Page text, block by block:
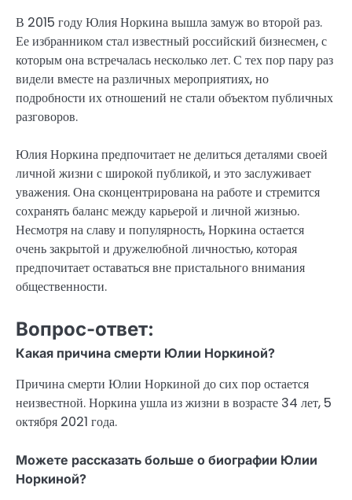
В 2015 году Юлия Норкина вышла замуж во второй раз.
Ее избранником стал известный российский бизнесмен, с
которым она встречалась несколько лет. С тех пор пару раз
видели вместе на различных мероприятиях, но
подробности их отношений не стали объектом публичных
разговоров.
Юлия Норкина предпочитает не делиться деталями своей
личной жизни с широкой публикой, и это заслуживает
уважения. Она сконцентрирована на работе и стремится
сохранять баланс между карьерой и личной жизнью.
Несмотря на славу и популярность, Норкина остается
очень закрытой и дружелюбной личностью, которая
предпочитает оставаться вне пристального внимания
общественности.
Вопрос-ответ:
Какая причина смерти Юлии Норкиной?
Причина смерти Юлии Норкиной до сих пор остается
неизвестной. Норкина ушла из жизни в возрасте 34 лет, 5
октября 2021 года.
Можете рассказать больше о биографии Юлии
Норкиной?